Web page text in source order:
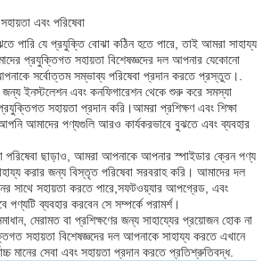
এবং পরিষেবা
পারি যে প্রযুক্তি বোঝা কঠিন হতে পারে, তাই আমরা সাহায্য
প্রযুক্তিগত সহায়তা বিশেষজ্ঞদের দল আপনার যেকোনো
সর্বোত্তম সম্ভাব্য পরিষেবা প্রদান করতে প্রস্তুত।.
ইনস্টলেশন এবং কনফিগারেশন থেকে শুরু করে সমস্যা
সহায়তা প্রদান করি।আমরা প্রশিক্ষণ এবং শিক্ষা
আমাদের পণ্যগুলি আরও কার্যকরভাবে বুঝতে এবং ব্যবহার
পরিষেবা ছাড়াও, আমরা আপনাকে আপনার স্পাইডার ক্রেন পণ্য
করার জন্য বিস্তৃত পরিষেবা সরবরাহ করি। আমাদের দল
সাথে সহায়তা করতে পারে,সফটওয়্যার আপগ্রেড, এবং
পণ্যটি ব্যবহার করবেন সে সম্পর্কে পরামর্শ।
মেরামত বা প্রশিক্ষণের জন্য সাহায্যের প্রয়োজন হোক না
সহায়তা বিশেষজ্ঞদের দল আপনাকে সাহায্য করতে এখানে
মানের সেবা এবং সহায়তা প্রদান করতে প্রতিশ্রুতিবদ্ধ.